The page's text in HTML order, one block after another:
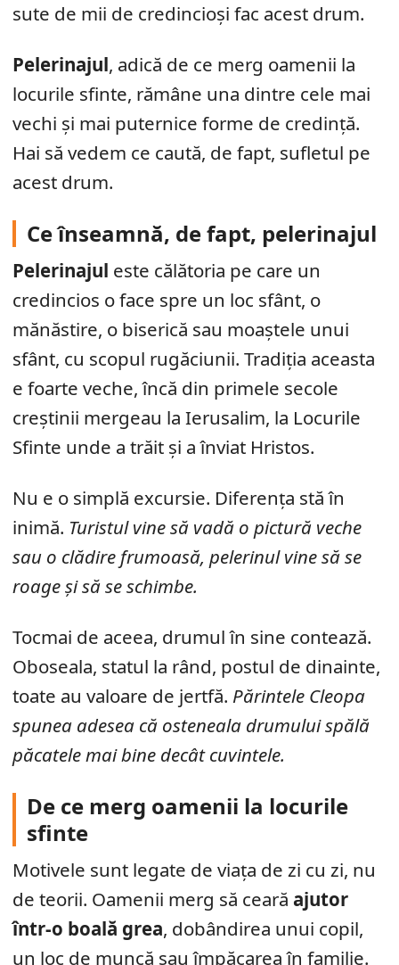
sute de mii de credincioși fac acest drum.
Pelerinajul, adică de ce merg oamenii la
locurile sfinte, rămâne una dintre cele mai
vechi și mai puternice forme de credință.
Hai să vedem ce caută, de fapt, sufletul pe
acest drum.
Ce înseamnă, de fapt, pelerinajul
Pelerinajul este călătoria pe care un
credincios o face spre un loc sfânt, o
mănăstire, o biserică sau moaștele unui
sfânt, cu scopul rugăciunii. Tradiția aceasta
e foarte veche, încă din primele secole
creștinii mergeau la Ierusalim, la Locurile
Sfinte unde a trăit și a înviat Hristos.
Nu e o simplă excursie. Diferența stă în
inimă. Turistul vine să vadă o pictură veche
sau o clădire frumoasă, pelerinul vine să se
roage și să se schimbe.
Tocmai de aceea, drumul în sine contează.
Oboseala, statul la rând, postul de dinainte,
toate au valoare de jertfă. Părintele Cleopa
spunea adesea că osteneala drumului spălă
păcatele mai bine decât cuvintele.
De ce merg oamenii la locurile
sfinte
Motivele sunt legate de viața de zi cu zi, nu
de teorii. Oamenii merg să ceară ajutor
într-o boală grea, dobândirea unui copil,
un loc de muncă sau împăcarea în familie.